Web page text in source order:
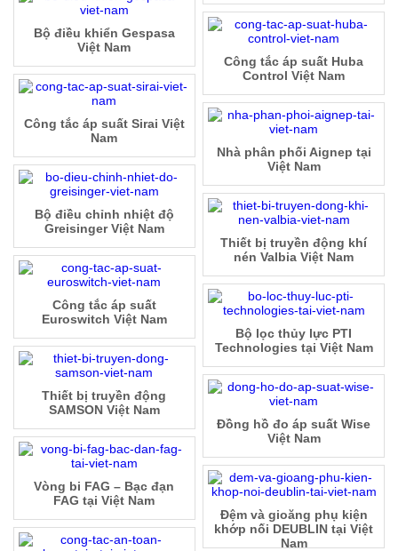
Bộ điều khiển Gespasa
Việt Nam
Công tắc áp suất Huba
Control Việt Nam
Công tắc áp suất Sirai Việt
Nam
Nhà phân phối Aignep tại
Việt Nam
Bộ điều chỉnh nhiệt độ
Greisinger Việt Nam
Thiết bị truyền động khí
nén Valbia Việt Nam
Công tắc áp suất
Euroswitch Việt Nam
Bộ lọc thủy lực PTI
Technologies tại Việt Nam
Thiết bị truyền động
SAMSON Việt Nam
Đồng hồ đo áp suất Wise
Việt Nam
Vòng bi FAG – Bạc đạn
FAG tại Việt Nam
Đệm và gioăng phụ kiện
khớp nối DEUBLIN tại Việt
Nam